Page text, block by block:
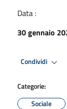
Data :
30 gennaio
Condividi
Categorie:
Sociale